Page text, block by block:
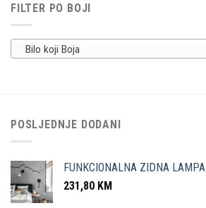
FILTER PO BOJI
Bilo koji Boja
POSLJEDNJE DODANI
FUNKCIONALNA ZIDNA LAMPA
231,80 KM